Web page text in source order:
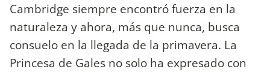
Cambridge siempre encontró fuerza en la
naturaleza y ahora, más que nunca, busca
consuelo en la llegada de la primavera. La
Princesa de Gales no solo ha expresado con